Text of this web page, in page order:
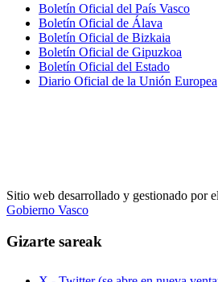
Boletín Oficial del País Vasco
Boletín Oficial de Álava
Boletín Oficial de Bizkaia
Boletín Oficial de Gipuzkoa
Boletín Oficial del Estado
Diario Oficial de la Unión Europea
Sitio web desarrollado y gestionado por
Gobierno Vasco
Gizarte sareak